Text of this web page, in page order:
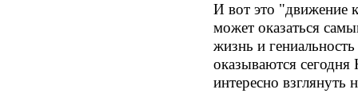
И вот это "движение
может оказаться
жизнь и
оказываются
интересно